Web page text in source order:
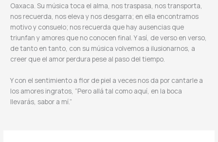
Oaxaca. Su música toca el alma, nos traspasa, nos transporta,
nos recuerda, nos eleva y nos desgarra; en ella encontramos
motivo y consuelo; nos recuerda que hay ausencias que
triunfan y amores que no conocen final. Y así, de verso en verso,
de tanto en tanto, con su música volvemos a ilusionarnos, a
creer que el amor perdura pese al paso del tiempo.
Y con el sentimiento a flor de piel a veces nos da por cantarle a
los amores ingratos, “Pero allá tal como aquí, en la boca
llevarás, sabor a mí.”